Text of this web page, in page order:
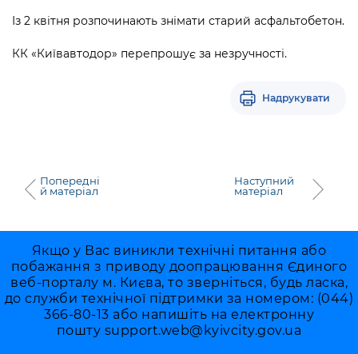
Київська міська військова адміністрація
Портал Захисників та Захисниць
Безбар'єрність
Важливе під час воєнного стану
Про відкриті дані
Портал даних Києва
Із 2 квітня розпочинають знімати старий асфальтобетон.
КК «Київавтодор» перепрошує за незручності.
Надрукувати
Попередні
й матеріал
Наступний
матеріал
Якщо у Вас виникли технічні питання або
побажання з приводу доопрацювання Єдиного
веб-порталу м. Києва, то зверніться, будь ласка,
до служби технічної підтримки за номером: (044)
366-80-13 або напишіть на електронну
пошту support.web@kyivcity.gov.ua